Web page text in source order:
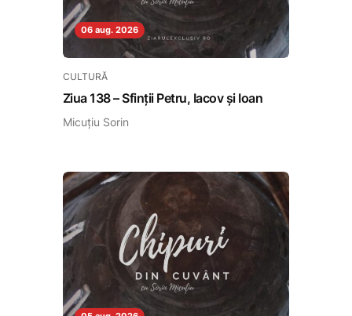
06 aug. 2026
CULTURĂ
Ziua 138 – Sfinții Petru, Iacov și Ioan
Micuțiu Sorin